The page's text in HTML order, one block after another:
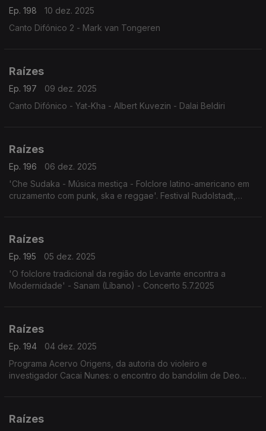
Ep. 198
10 dez. 2025
Canto Difónico 2 - Mark van Tongeren
Raízes
Ep. 197
09 dez. 2025
Canto Difónico - Yat-Kha - Albert Kuvezin - Dalai Beldiri
Raízes
Ep. 196
06 dez. 2025
'Che Sudaka - Música mestiça - Folclore latino-americano em
cruzamento com punk, ska e reggae'. Festival Rudolstadt,
Raízes
Ep. 195
05 dez. 2025
'O folclore tradicional da região do Levante encontra a
Modernidade' - Sanam (Líbano) - Concerto 5.7.2025
Raízes
Ep. 194
04 dez. 2025
Programa Acervo Origens, da autoria do violeiro e
investigador Cacai Nunes: o encontro do bandolim de Deo
Raízes